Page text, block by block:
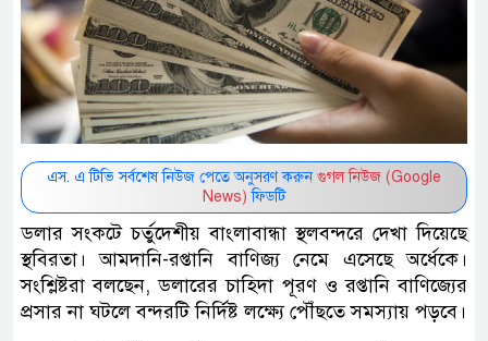
এস. এ টিভি সর্বশেষ নিউজ পেতে অনুসরণ করুন গুগল নিউজ (Google
News) ফিডটি
ডলার সংকটে চর্তুদেশীয় বাংলাবান্ধা স্থলবন্দরে দেখা দিয়েছে
স্থবিরতা। আমদানি-রপ্তানি বাণিজ্য নেমে এসেছে অর্ধেকে।
সংশ্লিষ্টরা বলছেন, ডলারের চাহিদা পূরণ ও রপ্তানি বাণিজ্যের
প্রসার না ঘটলে বন্দরটি নির্দিষ্ট লক্ষ্যে পৌঁছতে সমস্যায় পড়বে।